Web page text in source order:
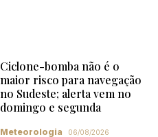
Ciclone-bomba não é o
maior risco para navegação
no Sudeste; alerta vem no
domingo e segunda
Meteorologia 06/08/2026